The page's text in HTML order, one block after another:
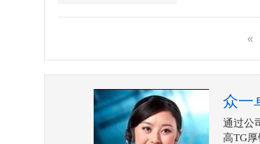
«
众一
通过公
高TG